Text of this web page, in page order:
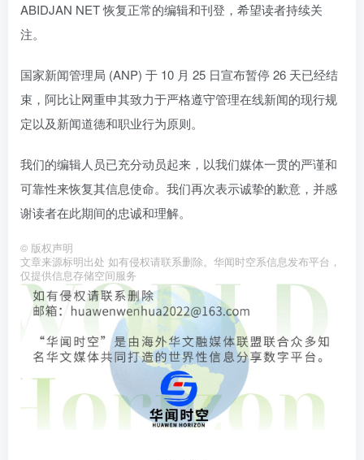
ABIDJAN NET 恢复正常的编辑和刊登，希望读者持续关
注。
国家新闻管理局 (ANP) 于 10 月 25 日宣布暂停 26 天已经结
束，阿比让网重申其致力于严格遵守管理在线新闻的现行规
定以及新闻道德和职业行为原则。
我们的编辑人员已充分动员起来，以我们媒体一贯的严谨和
可靠性来恢复其信息使命。我们再次表示诚挚的歉意，并感
谢读者在此期间的忠诚和理解。
© 版权声明
文章来源标明出处 如有侵权请联系删除。华闻时空系信息发布平台，
仅提供信息存储空间服务